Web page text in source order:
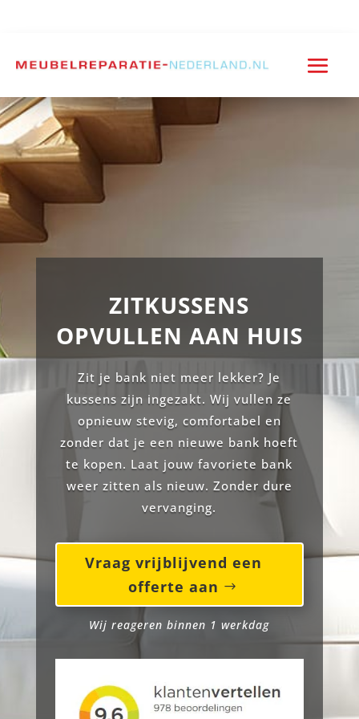
ZITKUSSENS
OPVULLEN AAN HUIS
Zit je bank niet meer lekker? Je
kussens zijn ingezakt. Wij vullen ze
opnieuw stevig, comfortabel en
zonder dat je een nieuwe bank hoeft
te kopen. Laat jouw favoriete bank
weer zitten als nieuw. Zonder dure
vervanging.
Vraag vrijblijvend een
offerte aan
Wij reageren binnen 1 werkdag